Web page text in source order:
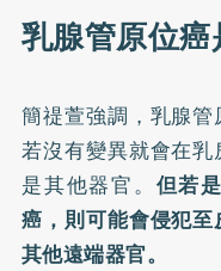
乳腺管原位
簡禔萱強調，乳腺管
若沒有變異就會在
是其他器官。 但若
癌，則可能會侵犯
其他遠端器官。